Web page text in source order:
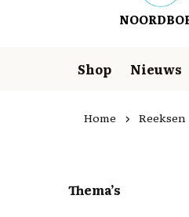
Shop Nieuws
Home Reeksen
Thema’s